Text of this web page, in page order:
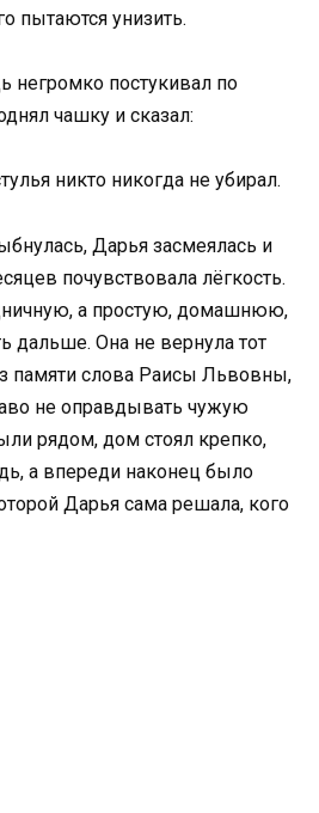
пытаются унизить.
негромко постукивал по
чашку и сказал:
никто никогда не убирал.
Дарья засмеялась и
почувствовала лёгкость.
а простую, домашнюю,
дальше. Она не вернула тот
памяти слова Раисы Львовны,
не оправдывать чужую
рядом, дом стоял крепко,
а впереди наконец было
Дарья сама решала, кого